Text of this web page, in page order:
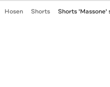
Hosen Shorts Shorts 'Massone'